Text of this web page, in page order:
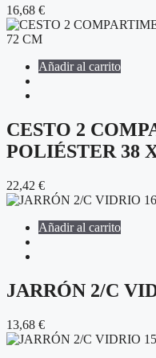
16,68 €
Añadir al carrito
CESTO 2
POLIÉSTER 38
22,42 €
Añadir al carrito
JARRÓN 2/C
13,68 €